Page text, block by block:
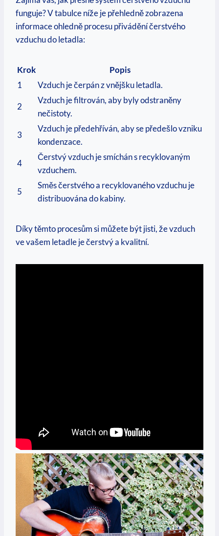
funguje? V tabulce níže je přehledně zobrazena
informace ohledně procesu přivádění čerstvého
vzduchu do letadla:
Krok
Popis
1
Vzduch je čerpán z vnějšku letadla.
2
Vzduch je filtrován, aby byly odstraněny
nečistoty.
3
Vzduch je předehříván, aby se předešlo vzniku
kondenzace.
4
Čerstvý vzduch je smíchán s recyklovaným
vzduchem.
5
Směs čerstvého a recyklovaného vzduchu je
distribuována do kabiny.
Díky těmto procesům si můžete být jisti, že vzduch
ve vašem letadle je čerstvý a kvalitní.